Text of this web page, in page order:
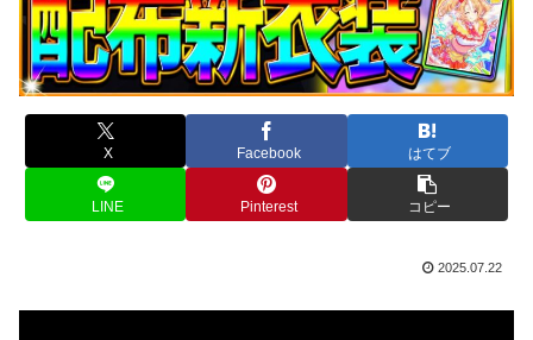
X Facebook はてブ
LINE Pinterest コピー
2025.07.22